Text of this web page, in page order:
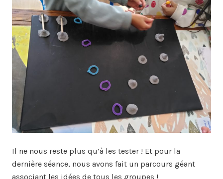
Il ne nous reste plus qu’à les tester ! Et pour la
dernière séance, nous avons fait un parcours géant
associant les idées de tous les groupes !